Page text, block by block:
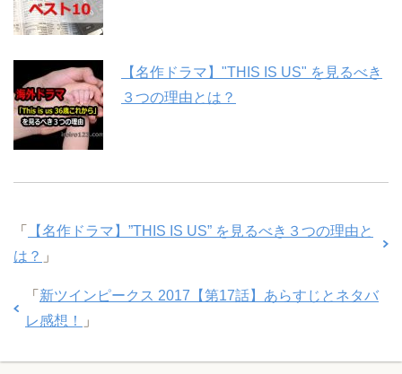
【名作ドラマ】"THIS IS US" を見るべき
３つの理由とは？
「
【名作ドラマ】”THIS IS US” を見るべき３つの理由と
は？ 」
「 新ツインピークス 2017【第17話】あらすじとネタバ
レ感想！
」